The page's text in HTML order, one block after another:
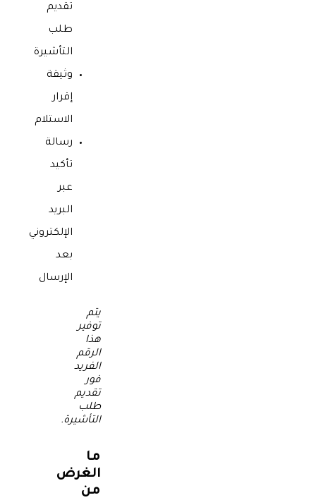
تقديم
طلب
التأشيرة
وثيقة
إقرار
الاستلام
رسالة
تأكيد
عبر
البريد
الإلكتروني
بعد
الإرسال
يتم
توفير
هذا
الرقم
الفريد
فور
تقديم
طلب
التأشيرة.
ما
الغرض
من